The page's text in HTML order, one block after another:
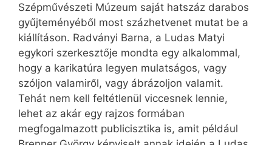
Szépművészeti Múzeum saját hatszáz darabos
gyűjteményéből most százhetvenet mutat be a
kiállításon. Radványi Barna, a Ludas Matyi
egykori szerkesztője mondta egy alkalommal,
hogy a karikatúra legyen mulatságos, vagy
szóljon valamiről, vagy ábrázoljon valamit.
Tehát nem kell feltétlenül viccesnek lennie,
lehet az akár egy rajzos formában
megfogalmazott publicisztika is, amit például